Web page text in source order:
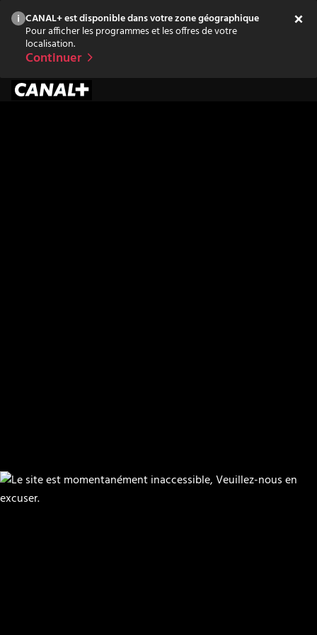
CANAL+ est disponible dans votre zone géographique
Pour afficher les programmes et les offres de votre
localisation.
Continuer